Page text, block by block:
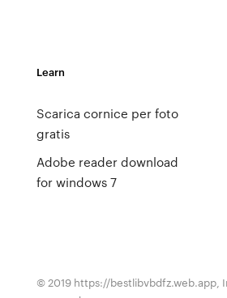
Learn
Scarica cornice per foto
gratis
Adobe reader download
for windows 7
© 2019 https://bestlibvbdfz.web.app,